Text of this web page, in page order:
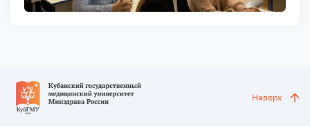
Наверх